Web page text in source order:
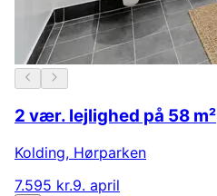
2 vær. lejlighed på 58 m²
Kolding, Hørparken
7.595 kr.9. april